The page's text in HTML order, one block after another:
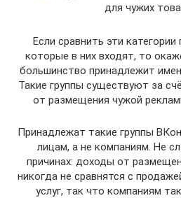
для чужих
Если сравнить эти категории
которые в них входят, то
большинство принадлежит
Такие группы существуют за
от размещения чужой
Принадлежат такие группы
лицам, а не компаниям. Не
причинах: доходы от
никогда не сравнятся с
услуг, так что компаниям